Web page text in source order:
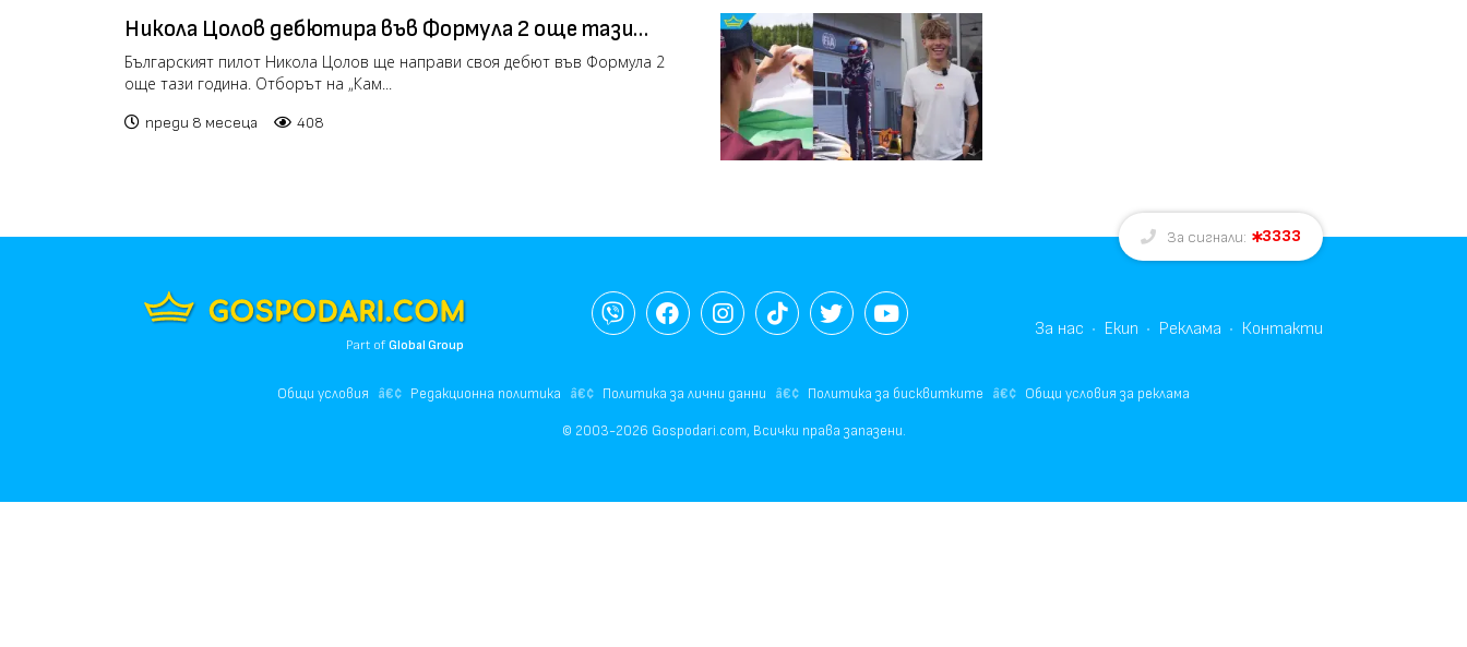
Никола Цолов дебютира във Формула 2 още тази
година в Катар и Абу Даби (видео)
Българският пилот Никола Цолов ще направи своя дебют във Формула 2
още тази година. Отборът на „Кам...
преди 8 месеца 408
За сигнали: 3333
Part ofGlobal Group
За нас Екип Реклама Контакти
Общи условия Редакционна политика Политика за лични данни Политика за бисквитките Общи условия за реклама
© 2003-2026 Gospodari.com, Всички права запазени.